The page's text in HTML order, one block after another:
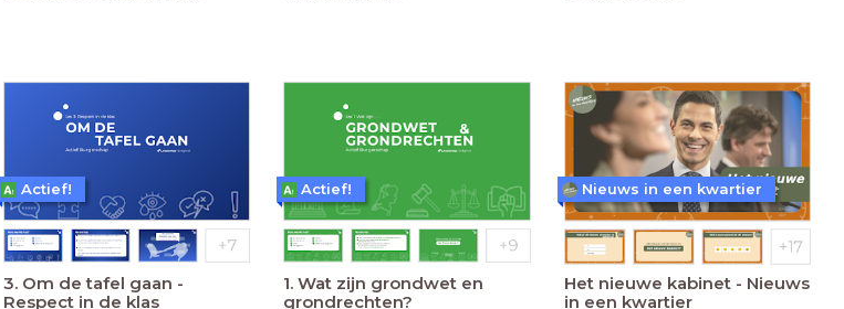
3. Om de tafel gaan -
Respect in de klas
Actief!
1. Wat zijn grondwet en
grondrechten?
Actief!
Het nieuwe kabinet - Nieuws
in een kwartier
Nieuws in een kwartier